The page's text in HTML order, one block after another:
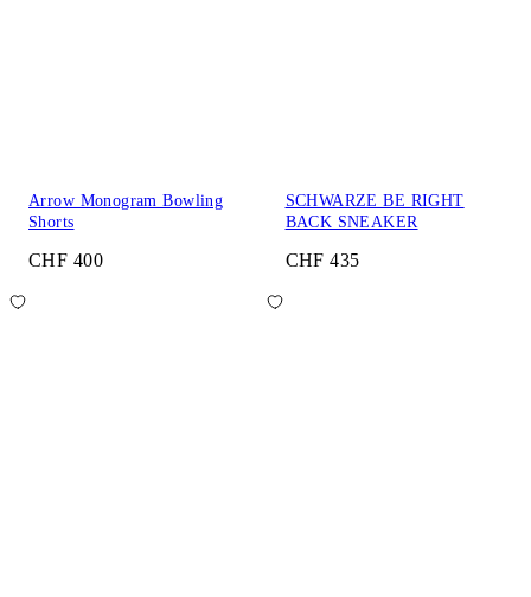
Arrow Monogram Bowling
Shorts
CHF 400
SCHWARZE BE RIGHT
BACK SNEAKER
CHF 435